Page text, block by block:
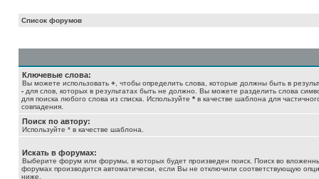
Список форумов
Ключевые слова:
Вы можете использовать + , чтобы определить слова, которые должны быть в
- для слов, которых в результатах быть не должно. Вы можете разделить слова
для поиска любого слова из списка. Используйте * в качестве шаблона для
совпадения.
Поиск по автору:
Используйте * в качестве шаблона.
Искать в форумах:
Выберите форум или форумы, в которых будет произведен поиск. Поиск во
форумах производится автоматически, если Вы не отключили соответствующую
ниже.